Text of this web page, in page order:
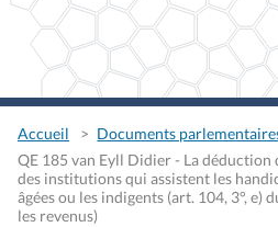
Accueil
Documents
QE 185 van Eyll Didier - La déduction
des institutions qui assistent les
âgées ou les indigents (art. 104, 3°, e)
les revenus)